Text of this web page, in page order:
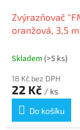
Zvýrazňovač
oranžová, 3,5
Skladem (>5 ks)
18 Kč bez DPH
22 Kč / ks
Do košíku